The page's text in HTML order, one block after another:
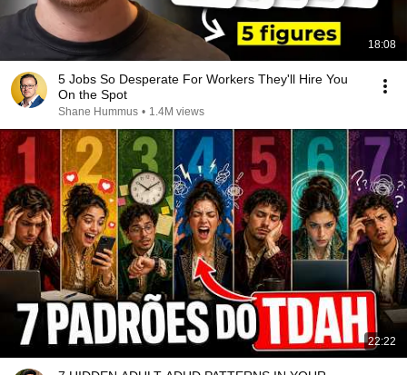
18:08
5 Jobs So Desperate For Workers They'll Hire You
On the Spot
Shane Hummus • 1.4M views
22:22